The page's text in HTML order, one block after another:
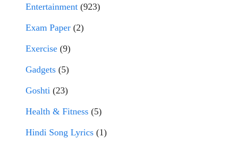
Entertainment (923)
Exam Paper (2)
Exercise (9)
Gadgets (5)
Goshti (23)
Health & Fitness (5)
Hindi Song Lyrics (1)